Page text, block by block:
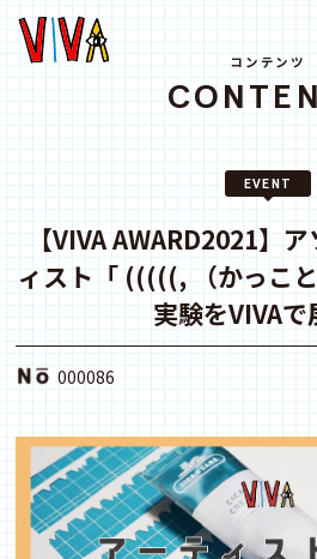
ニュース
ABOUT
SPACE
ACCESS
アクセス
note
youtube
コンテンツ
EVENT
【VIVA AWARD2021】
ィスト「 (((((, （かっこ
実験をVIVAで
000086